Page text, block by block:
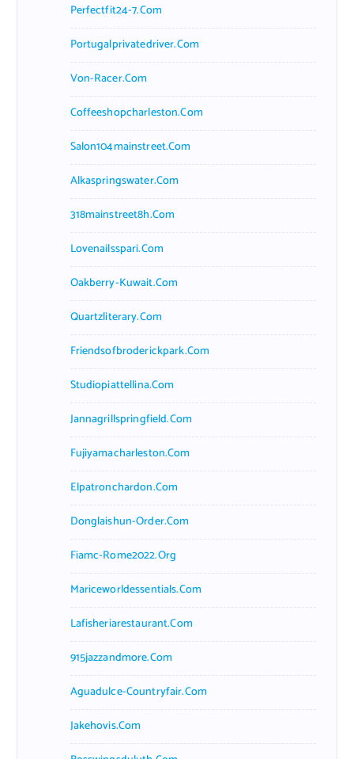
Perfectfit24-7.com
Portugalprivatedriver.com
Von-Racer.com
Coffeeshopcharleston.com
Salon104mainstreet.com
Alkaspringswater.com
318mainstreet8h.com
Lovenailsspari.com
Oakberry-Kuwait.com
Quartzliterary.com
Friendsofbroderickpark.com
Studiopiattellina.com
Jannagrillspringfield.com
Fujiyamacharleston.com
Elpatronchardon.com
Donglaishun-Order.com
Fiamc-Rome2022.org
Mariceworldessentials.com
Lafisheriarestaurant.com
915jazzandmore.com
Aguadulce-Countryfair.com
Jakehovis.com